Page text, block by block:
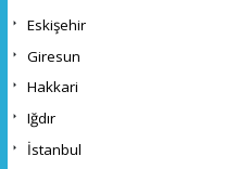
Eskişehir
Giresun
Hakkari
Iğdır
İstanbul